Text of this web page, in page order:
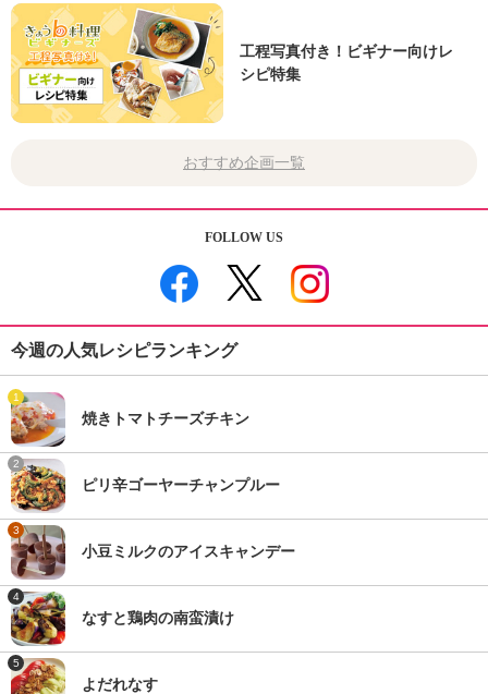
工程写真付き！ビギナー向けレ
シピ特集
おすすめ企画一覧
FOLLOW US
今週の人気レシピランキング
1
焼きトマトチーズチキン
2
ピリ辛ゴーヤーチャンプルー
3
小豆ミルクのアイスキャンデー
4
なすと鶏肉の南蛮漬け
5
よだれなす